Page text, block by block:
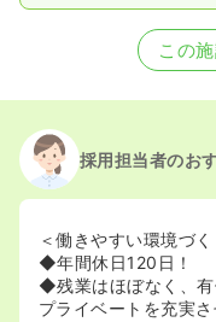
この
採用担当者のお
＜働きやすい環境づ
◆年間休日120日！
◆残業はほぼなく、有
プライベートを充実